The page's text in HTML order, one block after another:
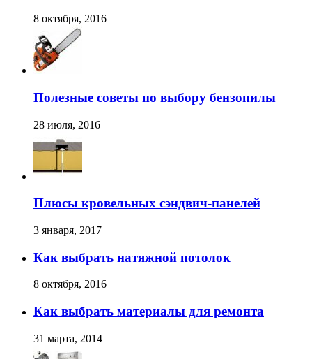
8 октября, 2016
Полезные советы по выбору бензопилы
28 июля, 2016
Плюсы кровельных сэндвич-панелей
3 января, 2017
Как выбрать натяжной потолок
8 октября, 2016
Как выбрать материалы для ремонта
31 марта, 2014